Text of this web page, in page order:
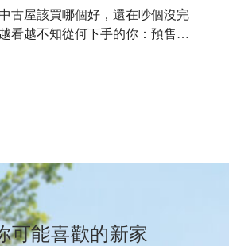
古屋該買哪個好，還在吵個沒完
看越不知從何下手的你：預售…
可能喜歡的新家